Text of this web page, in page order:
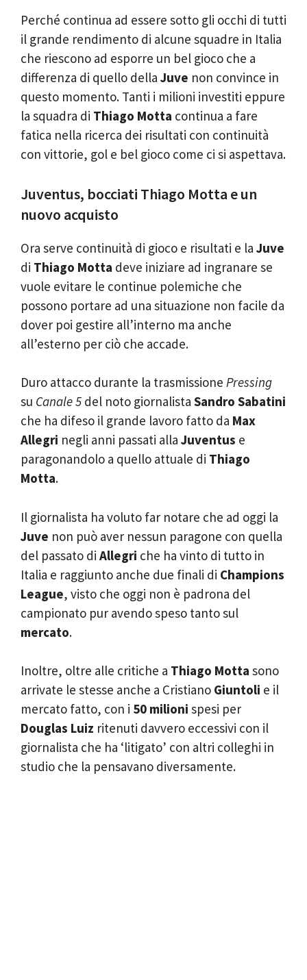
Perché continua ad essere sotto gli occhi di tutti
il grande rendimento di alcune squadre in Italia
che riescono ad esporre un bel gioco che a
differenza di quello della Juve non convince in
questo momento. Tanti i milioni investiti eppure
la squadra di Thiago Motta continua a fare
fatica nella ricerca dei risultati con continuità
con vittorie, gol e bel gioco come ci si aspettava.
Juventus, bocciati Thiago Motta e un
nuovo acquisto
Ora serve continuità di gioco e risultati e la Juve
di Thiago Motta deve iniziare ad ingranare se
vuole evitare le continue polemiche che
possono portare ad una situazione non facile da
dover poi gestire all’interno ma anche
all’esterno per ciò che accade.
Duro attacco durante la trasmissione Pressing
su Canale 5 del noto giornalista Sandro Sabatini
che ha difeso il grande lavoro fatto da Max
Allegri negli anni passati alla Juventus e
paragonandolo a quello attuale di Thiago
Motta.
Il giornalista ha voluto far notare che ad oggi la
Juve non può aver nessun paragone con quella
del passato di Allegri che ha vinto di tutto in
Italia e raggiunto anche due finali di Champions
League, visto che oggi non è padrona del
campionato pur avendo speso tanto sul
mercato.
Inoltre, oltre alle critiche a Thiago Motta sono
arrivate le stesse anche a Cristiano Giuntoli e il
mercato fatto, con i 50 milioni spesi per
Douglas Luiz ritenuti davvero eccessivi con il
giornalista che ha ‘litigato’ con altri colleghi in
studio che la pensavano diversamente.